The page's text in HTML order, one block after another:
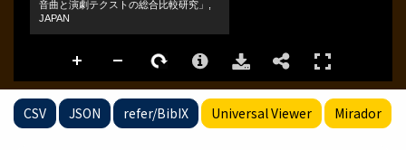
CSV JSON refer/BibIX Universal Viewer Mirador